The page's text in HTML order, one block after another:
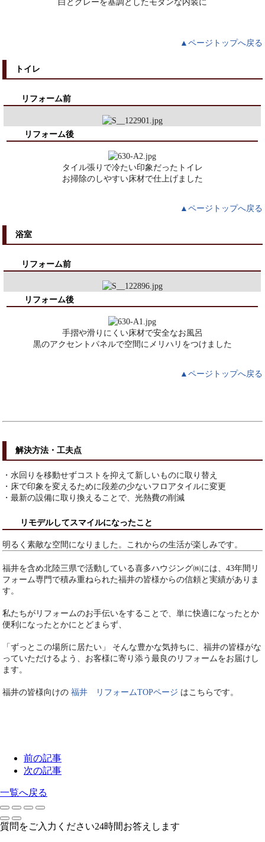
白とグレーを基調としたモダンな内装に
▲ページトップへ戻る
トイレ
リフォーム前
リフォーム後
タイル張りで冷たい印象だったトイレ
お掃除のしやすい床材で仕上げました
▲ページトップへ戻る
浴室
リフォーム前
リフォーム後
手摺や滑りにくい床材で安全なお風呂
黒のアクセントパネルで空間にメリハリをつけました
▲ページトップへ戻る
解決方法・工夫点
・水回りを移動せずコストを抑えて新しいものに取り替え
・床で印象を変えるために段差の少ないフロアタイルに変更
・最新の設備に取り換えることで、光熱費の削減
リモデルしてスマイルになったこと
明るく素敵な空間になりました。これからの生活が楽しみです。
福井を含め北陸三県で活動している喜多ハウジング㈱には、43年間リ
フォーム専門で積み重ねられた福井の皆様からの信頼と実績がありま
す。
私たちがリフォームのお手伝いをすることで、単に快適になったとか
便利になったとかにとどまらず、
「ずっとこの場所に居たい」 そんな豊かな気持ちに、福井の皆様がな
っていただけるよう、お客様に寄り添う最良のリフォームをお届けし
ます。
福井の皆様向けの福井 リフォームTOPページ はこちらです。
前の記事
次の記事
一覧へ戻る
質問をご入力ください24時間お答えします